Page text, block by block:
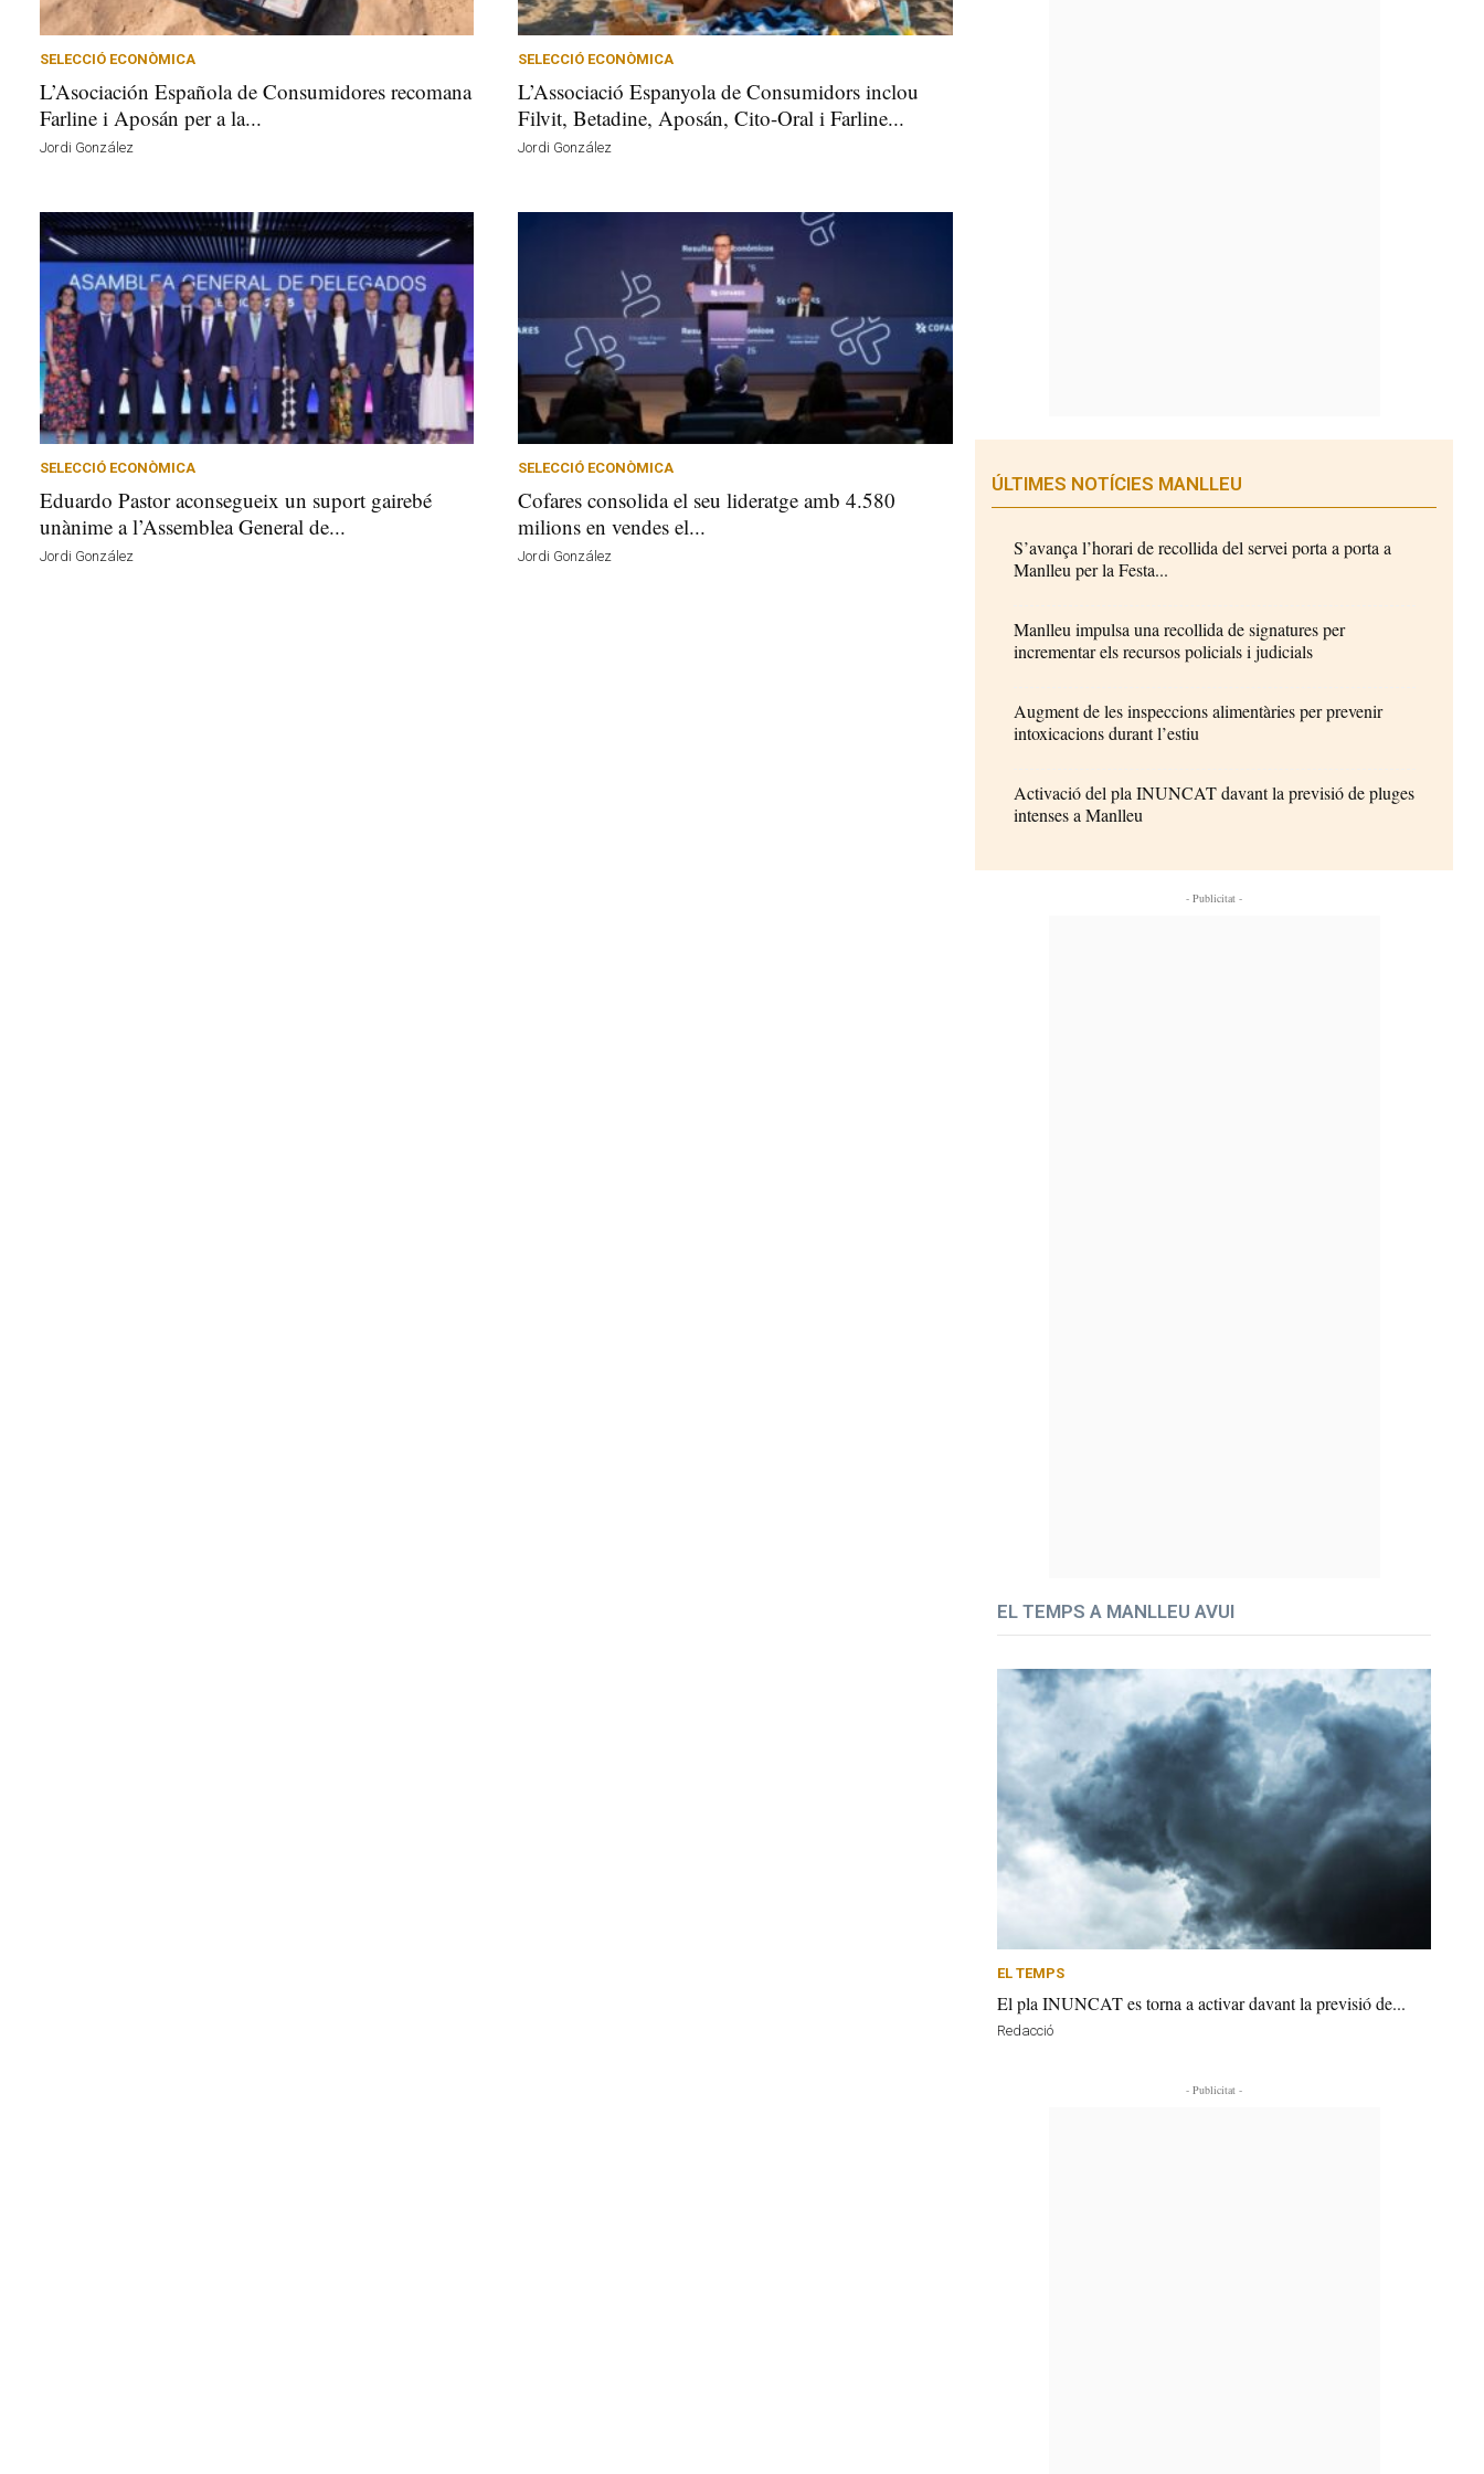
SELECCIÓ ECONÒMICA
L’Asociación Española de Consumidores recomana
Farline i Aposán per a la...
Jordi González
SELECCIÓ ECONÒMICA
L’Associació Espanyola de Consumidors inclou
Filvit, Betadine, Aposán, Cito-Oral i Farline...
Jordi González
SELECCIÓ ECONÒMICA
Eduardo Pastor aconsegueix un suport gairebé
unànime a l’Assemblea General de...
Jordi González
SELECCIÓ ECONÒMICA
Cofares consolida el seu lideratge amb 4.580
milions en vendes el...
Jordi González
ÚLTIMES NOTÍCIES MANLLEU
S’avança l’horari de recollida del servei porta a porta a
Manlleu per la Festa...
Manlleu impulsa una recollida de signatures per
incrementar els recursos policials i judicials
Augment de les inspeccions alimentàries per prevenir
intoxicacions durant l’estiu
Activació del pla INUNCAT davant la previsió de pluges
intenses a Manlleu
- Publicitat -
EL TEMPS A MANLLEU AVUI
EL TEMPS
El pla INUNCAT es torna a activar davant la previsió de...
Redacció
- Publicitat -